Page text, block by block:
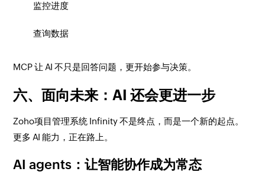
监控进度
查询数据
MCP 让 AI 不只是回答问题，更开始参与决策。
六、面向未来：AI 还会更进一步
Zoho项目管理系统 Infinity 不是终点，而是一个新的起点。
更多 AI 能力，正在路上。
AI agents：让智能协作成为常态